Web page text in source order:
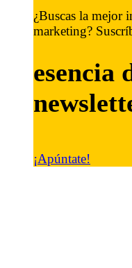
¿Buscas la mejor
marketing?
esencia
¡Apúntate!